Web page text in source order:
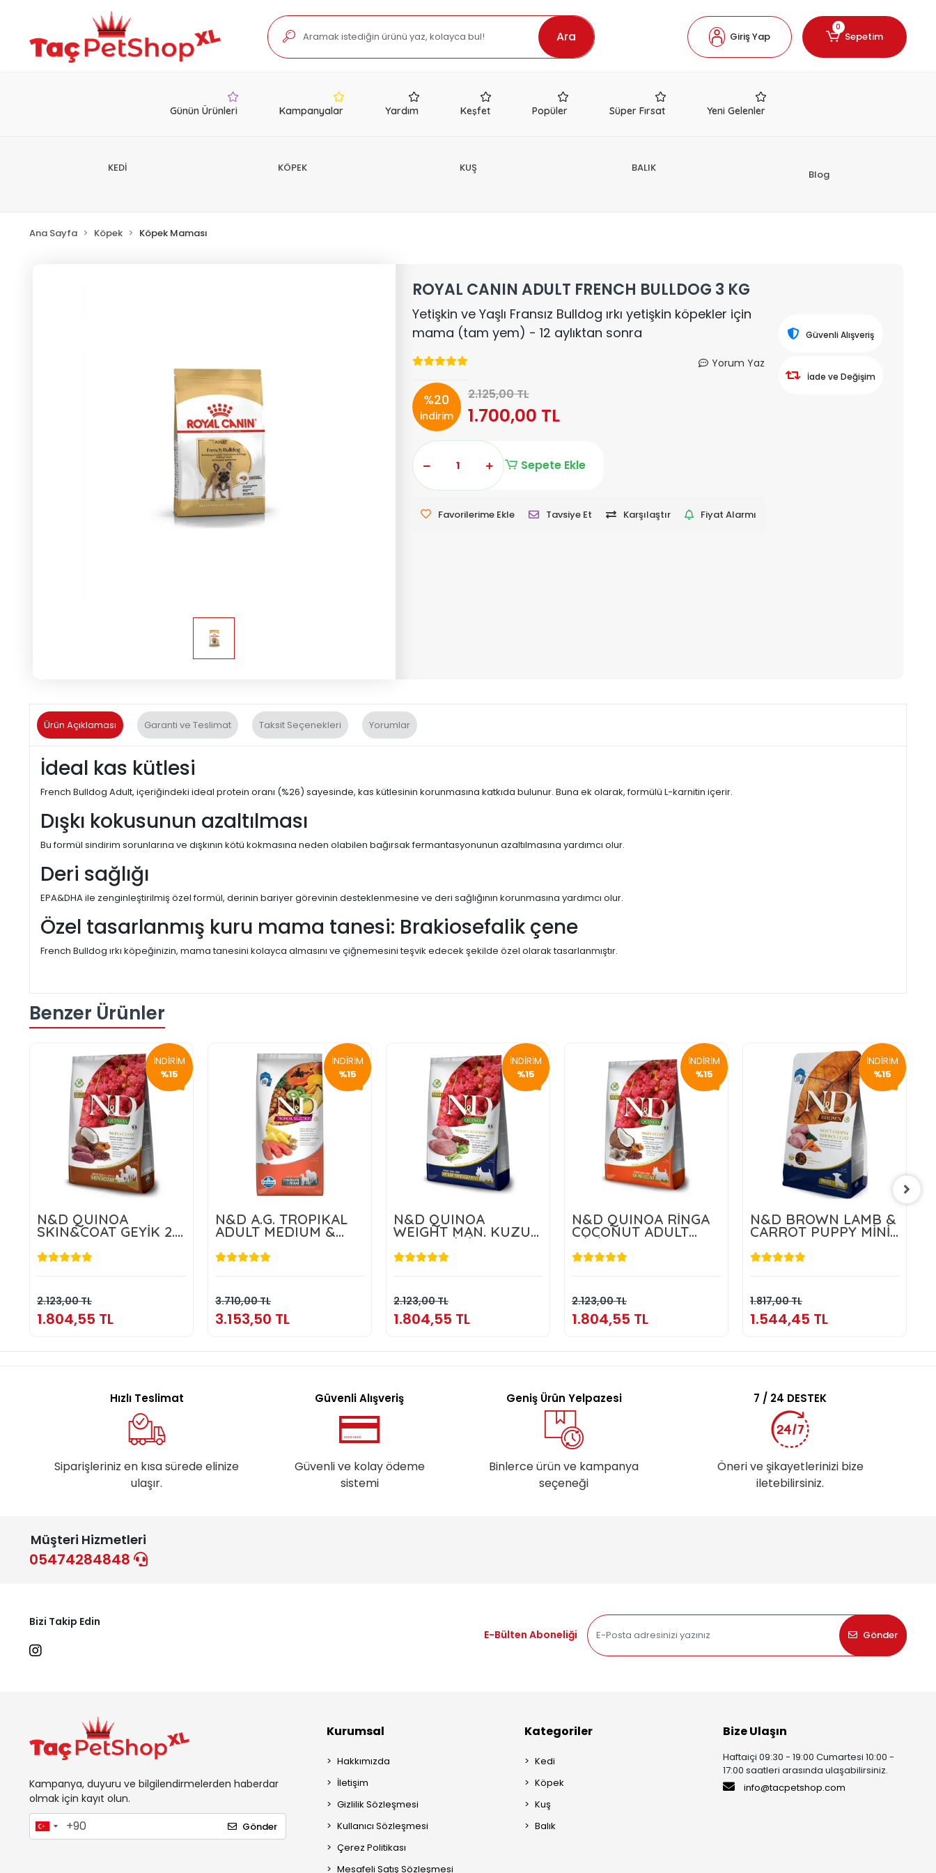
Ara Giriş Yap
0
Sepetim
Günün Ürünleri Kampanyalar Yardım Keşfet Popüler Süper Fırsat Yeni Gelenler
KEDİ KÖPEK KUŞ BALIK
Blog
Ana Sayfa Köpek Köpek Maması
ROYAL CANIN ADULT FRENCH BULLDOG 3 KG
Yetişkin ve Yaşlı Fransız Bulldog ırkı yetişkin köpekler için
mama (tam yem) - 12 aylıktan sonra
Yorum Yaz
%20
indirim
2.125,00 TL
1.700,00 TL
Sepete Ekle
Favorilerime Ekle Tavsiye Et Karşılaştır Fiyat Alarmı
Güvenli Alışveriş
İade ve Değişim
Ürün Açıklaması Garanti ve Teslimat Taksit Seçenekleri Yorumlar
İdeal kas kütlesi
French Bulldog Adult, içeriğindeki ideal protein oranı (%26) sayesinde, kas kütlesinin korunmasına katkıda bulunur. Buna ek olarak, formülü L-karnitin içerir.
Dışkı kokusunun azaltılması
Bu formül sindirim sorunlarına ve dışkının kötü kokmasına neden olabilen bağırsak fermantasyonunun azaltılmasına yardımcı olur.
Deri sağlığı
EPA&DHA ile zenginleştirilmiş özel formül, derinin bariyer görevinin desteklenmesine ve deri sağlığının korunmasına yardımcı olur.
Özel tasarlanmış kuru mama tanesi: Brakiosefalik çene
French Bulldog ırkı köpeğinizin, mama tanesini kolayca almasını ve çiğnemesini teşvik edecek şekilde özel olarak tasarlanmıştır.
Benzer Ürünler
İNDİRİM
%15
N&D QUINOA
SKIN&COAT GEYİK 2.5
2.123,00 TL
1.804,55 TL
İNDİRİM
%15
N&D A.G. TROPIKAL
ADULT MEDIUM &
3.710,00 TL
3.153,50 TL
Sepete Ekle
İNDİRİM
%15
N&D QUINOA
WEIGHT MAN. KUZU
ADULT MİNİ 2,5 KG
2.123,00 TL
1.804,55 TL
İNDİRİM
%15
N&D QUINOA RİNGA
COCONUT ADULT
MİNİ 2,5 KG
2.123,00 TL
1.804,55 TL
İNDİRİM
%15
N&D BROWN LAMB &
CARROT PUPPY MİNİ
1.817,00 TL
1.544,45 TL
Hızlı Teslimat
Siparişleriniz en kısa sürede elinize
ulaşır.
Güvenli Alışveriş
Güvenli ve kolay ödeme
sistemi
Geniş Ürün Yelpazesi
Binlerce ürün ve kampanya
seçeneği
7 / 24 DESTEK
Öneri ve şikayetlerinizi bize
iletebilirsiniz.
Müşteri Hizmetleri
05474284848
Bizi Takip Edin
E-Bülten Aboneliği
Gönder
Kampanya, duyuru ve bilgilendirmelerden haberdar
olmak için kayıt olun.
Gönder
Kurumsal
Hakkımızda
İletişim
Gizlilik Sözleşmesi
Kullanıcı Sözleşmesi
Çerez Politikası
Mesafeli Satış Sözleşmesi
Kategoriler
Kedi
Köpek
Kuş
Balık
Bize Ulaşın
Haftaiçi 09:30 - 19:00 Cumartesi 10:00 -
17:00 saatleri arasında ulaşabilirsiniz.
info@tacpetshop.com